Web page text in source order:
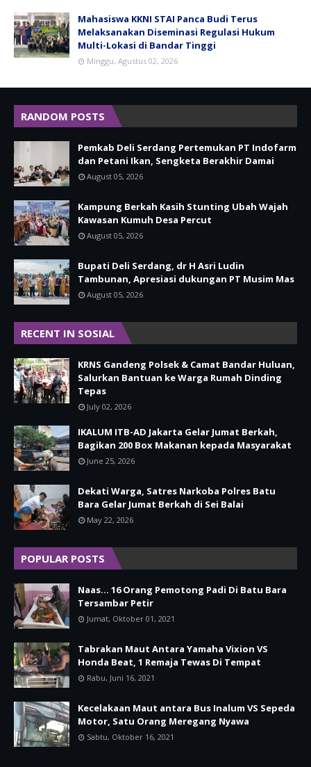
Mahasiswa KKNI STAI Panca Budi Terus
Melaksanakan Diseminasi Regulasi Hukum
Multi-Lokasi di Bandar Tinggi
Minggu, Agustus 02, 2026
RANDOM POSTS
Pemkab Deli Serdang Pertemukan PT Indofarm
dan Petani Ikan, Sengketa Berakhir Damai
August 05, 2026
Kampung Berkah Kasih Stunting Ubah Wajah
Kawasan Kumuh Desa Percut
August 05, 2026
Bupati Deli Serdang, dr H Asri Ludin
Tambunan, Apresiasi dukungan PT Musim Mas
August 05, 2026
RECENT IN SOSIAL
KRNS Gandeng Polsek & Camat Bandar Huluan,
Salurkan Bantuan ke Warga Rumah Dinding
Tepas
July 02, 2026
IKALUM ITB-AD Jakarta Gelar Jumat Berkah,
Bagikan 200 Box Makanan kepada Masyarakat
June 25, 2026
Dekati Warga, Satres Narkoba Polres Batu
Bara Gelar Jumat Berkah di Sei Balai
May 22, 2026
POPULAR POSTS
Naas... 16 Orang Pemotong Padi Di Batu Bara
Tersambar Petir
Jumat, Oktober 01, 2021
Tabrakan Maut Antara Yamaha Vixion VS
Honda Beat, 1 Remaja Tewas Di Tempat
Rabu, Juni 16, 2021
Kecelakaan Maut antara Bus Inalum VS Sepeda
Motor, Satu Orang Meregang Nyawa
Sabtu, Oktober 16, 2021